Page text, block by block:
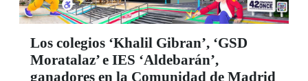
Los colegios ‘Khalil Gibran’, ‘GSD
Moratalaz’ e IES ‘Aldebarán’,
ganadores en la Comunidad de Madrid